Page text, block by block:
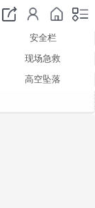
安全栏
现场急救
高空坠落